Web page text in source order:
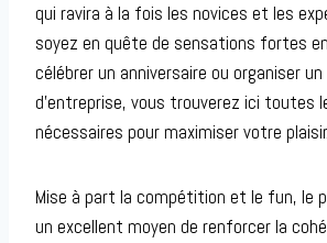
qui ravira à la fois les novices et les
soyez en quête de sensations fortes
célébrer un anniversaire ou organiser
d’entreprise, vous trouverez ici toutes
nécessaires pour maximiser votre plaisir.
Mise à part la compétition et le fun, le
un excellent moyen de renforcer la